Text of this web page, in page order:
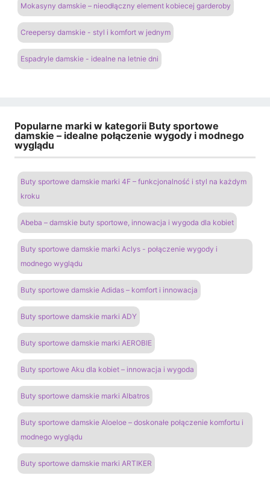
Mokasyny damskie – nieodłączny element kobiecej garderoby
Creepersy damskie - styl i komfort w jednym
Espadryle damskie - idealne na letnie dni
Popularne marki w kategorii Buty sportowe
damskie – idealne połączenie wygody i modnego
wyglądu
Buty sportowe damskie marki 4F – funkcjonalność i styl na każdym
kroku
Abeba – damskie buty sportowe, innowacja i wygoda dla kobiet
Buty sportowe damskie marki Aclys - połączenie wygody i
modnego wyglądu
Buty sportowe damskie Adidas – komfort i innowacja
Buty sportowe damskie marki ADY
Buty sportowe damskie marki AEROBIE
Buty sportowe Aku dla kobiet – innowacja i wygoda
Buty sportowe damskie marki Albatros
Buty sportowe damskie Aloeloe – doskonałe połączenie komfortu i
modnego wyglądu
Buty sportowe damskie marki ARTIKER